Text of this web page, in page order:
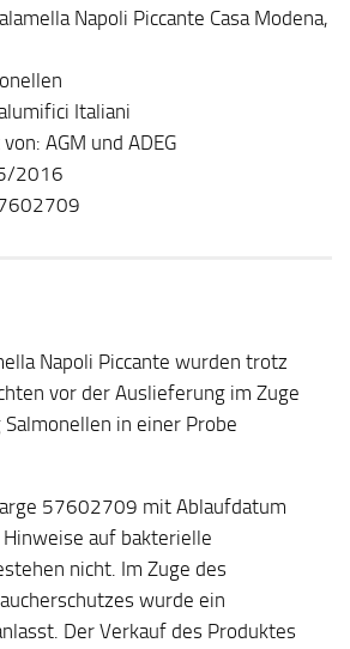
Napoli Piccante Casa Modena,
Italiani
AGM und ADEG
2016
Napoli Piccante wurden trotz
vor der Auslieferung im Zuge
in einer Probe
57602709 mit Ablaufdatum
auf bakterielle
nicht. Im Zuge des
wurde ein
Der Verkauf des Produktes